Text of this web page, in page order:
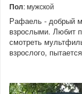
Пол: мужской
Рафаель - добрый
взрослыми. Любит
смотреть
взрослого,